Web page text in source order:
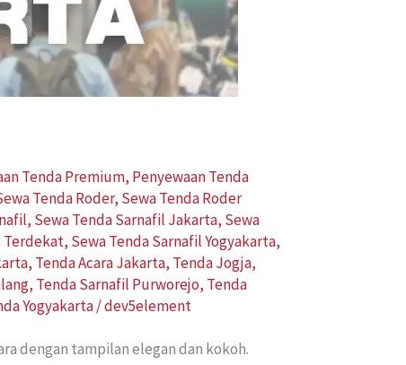
Tenda Premium, Penyewaan Tenda
Tenda Roder, Sewa Tenda Roder
, Sewa Tenda Sarnafil Jakarta, Sewa
Terdekat, Sewa Tenda Sarnafil Yogyakarta,
, Tenda Acara Jakarta, Tenda Jogja,
, Tenda Sarnafil Purworejo, Tenda
Yogyakarta/dev5element
dengan tampilan elegan dan kokoh.